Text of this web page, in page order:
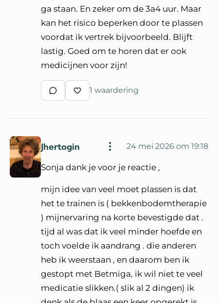
ga staan. En zeker om de 3a4 uur. Maar
kan het risico beperken door te plassen
voordat ik vertrek bijvoorbeeld. Blijft
lastig. Goed om te horen dat er ook
medicijnen voor zijn!
Schrijf een reactie
Waardeer reactie
1 waardering
Jhertogin 24 mei 2026 om 19:18
Sonja dank je voor je reactie ,
mijn idee van veel moet plassen is dat
het te trainen is ( bekkenbodemtherapie
) mijnervaring na korte bevestigde dat .
tijd al was dat ik veel minder hoefde en
toch voelde ik aandrang . die anderen
heb ik weerstaan , en daarom ben ik
gestopt met Betmiga, ik wil niet te veel
medicatie slikken.( slik al 2 dingen) ik